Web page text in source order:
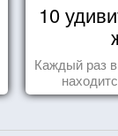
10
Каждый раз